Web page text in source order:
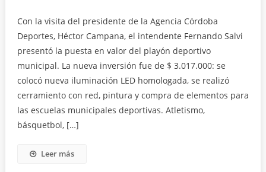
Con la visita del presidente de la Agencia Córdoba
Deportes, Héctor Campana, el intendente Fernando Salvi
presentó la puesta en valor del playón deportivo
municipal. La nueva inversión fue de $ 3.017.000: se
colocó nueva iluminación LED homologada, se realizó
cerramiento con red, pintura y compra de elementos para
las escuelas municipales deportivas. Atletismo,
básquetbol, […]
Leer más